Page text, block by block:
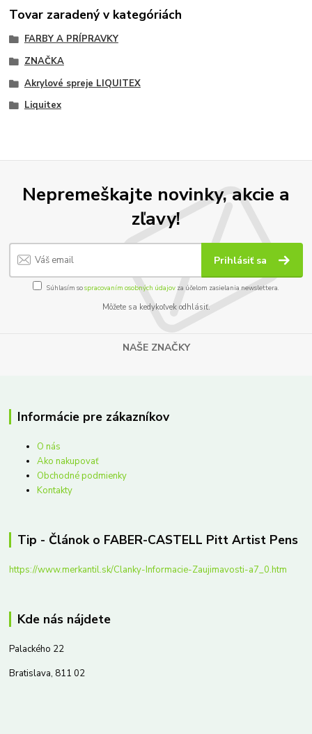
Tovar zaradený v kategóriách
FARBY A PRÍPRAVKY
ZNAČKA
Akrylové spreje LIQUITEX
Liquitex
Nepremeškajte novinky, akcie a
zľavy!
Prihlásiť sa
Súhlasím sospracovaním osobných údajov za účelom zasielania newslettera.
Môžete sa kedykoľvek odhlásiť.
NAŠE ZNAČKY
Informácie pre zákazníkov
O nás
Ako nakupovať
Obchodné podmienky
Kontakty
Tip - Článok o FABER-CASTELL Pitt Artist Pens
https://www.merkantil.sk/Clanky-Informacie-Zaujimavosti-a7_0.htm
Kde nás nájdete
Palackého 22
Bratislava, 811 02